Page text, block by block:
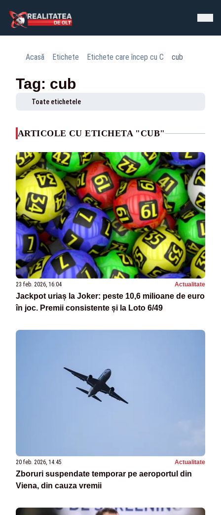
Acasă Etichete Etichete care încep cu C cub
Tag: cub
Toate etichetele
ARTICOLE CU ETICHETA "CUB"
23 feb. 2026, 16:04 Actualitate
Jackpot uriaș la Joker: peste 10,6 milioane de euro
în joc. Premii consistente și la Loto 6/49
20 feb. 2026, 14:45 Actualitate
Zboruri suspendate temporar pe aeroportul din
Viena, din cauza vremii